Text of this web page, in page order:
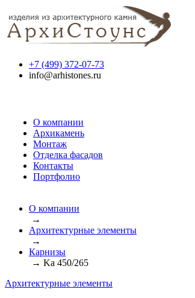
+7 (499) 372-07-73
info@arhistones.ru
О компании
Архикамень
Монтаж
Отделка фасадов
Контакты
Портфолио
О компании
→
Архитектурные элементы
→
Карнизы
→ Ka 450/265
Архитектурные элементы